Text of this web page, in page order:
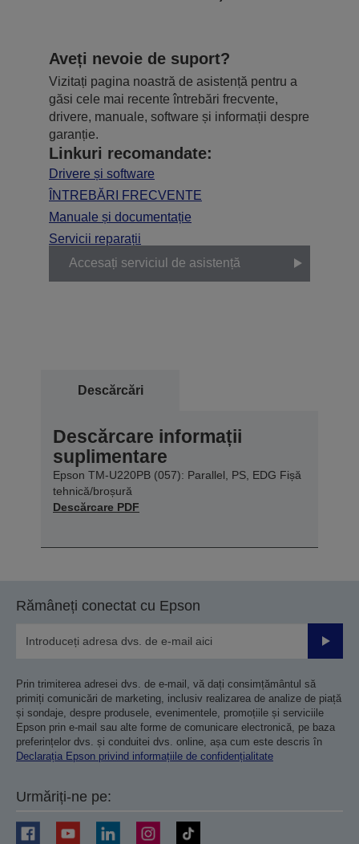
Aveți nevoie de suport?
Vizitați pagina noastră de asistență pentru a
găsi cele mai recente întrebări frecvente,
drivere, manuale, software și informații despre
garanție.
Linkuri recomandate:
Drivere și software
ÎNTREBĂRI FRECVENTE
Manuale și documentație
Servicii reparații
Accesați serviciul de asistență
Descărcări
Descărcare informații
suplimentare
Epson TM-U220PB (057): Parallel, PS, EDG Fișă
tehnică/broșură
Descărcare PDF
Rămâneți conectat cu Epson
Prin trimiterea adresei dvs. de e-mail, vă dați consimțământul să
primiți comunicări de marketing, inclusiv realizarea de analize de piață
și sondaje, despre produsele, evenimentele, promoțiile și serviciile
Epson prin e-mail sau alte forme de comunicare electronică, pe baza
preferințelor dvs. și conduitei dvs. online, așa cum este descris în
Declarația Epson privind informațiile de confidențialitate
Urmăriți-ne pe: